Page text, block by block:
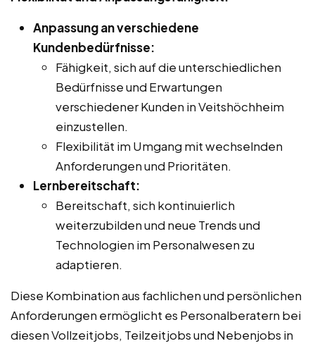
Anpassung an verschiedene
Kundenbedürfnisse:
Fähigkeit, sich auf die unterschiedlichen
Bedürfnisse und Erwartungen
verschiedener Kunden in Veitshöchheim
einzustellen.
Flexibilität im Umgang mit wechselnden
Anforderungen und Prioritäten.
Lernbereitschaft:
Bereitschaft, sich kontinuierlich
weiterzubilden und neue Trends und
Technologien im Personalwesen zu
adaptieren.
Diese Kombination aus fachlichen und persönlichen
Anforderungen ermöglicht es Personalberatern bei
diesen Vollzeitjobs, Teilzeitjobs und Nebenjobs in